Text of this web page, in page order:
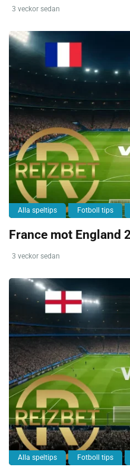
3 veckor sedan
Alla speltips Fotboll tips
France mot England
3 veckor sedan
Alla speltips Fotboll tips